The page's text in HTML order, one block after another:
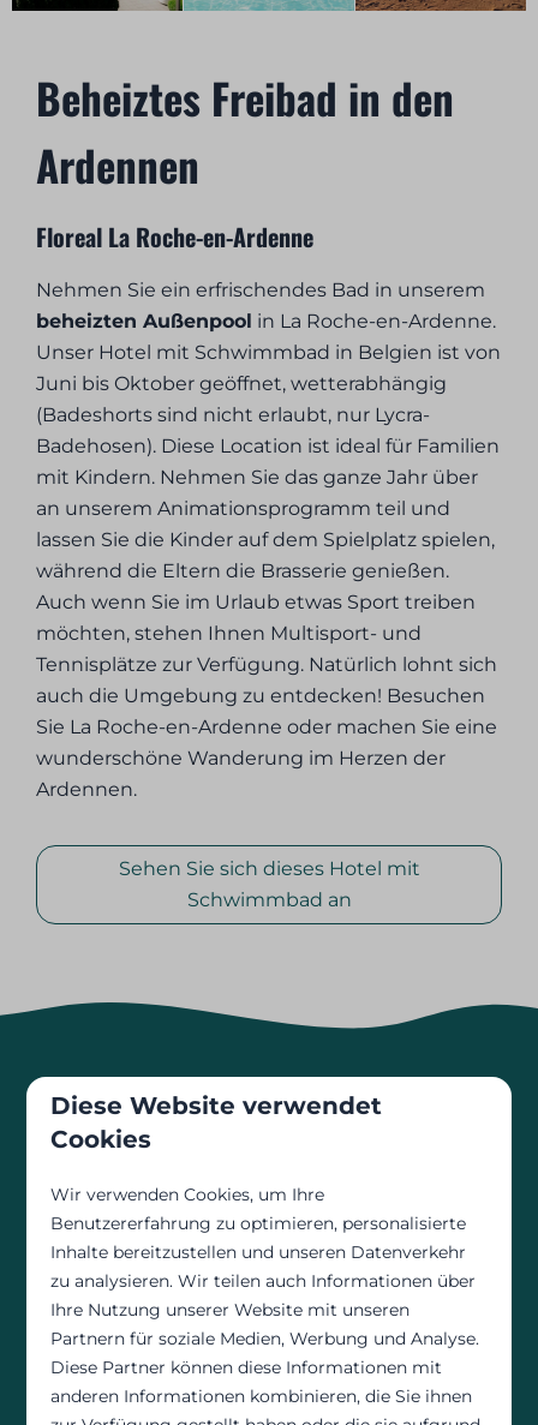
Beheiztes Freibad in den
Ardennen
Floreal La Roche-en-Ardenne
Nehmen Sie ein erfrischendes Bad in unserem
beheizten Außenpool in La Roche-en-Ardenne.
Unser Hotel mit Schwimmbad in Belgien ist von
Juni bis Oktober geöffnet, wetterabhängig
(Badeshorts sind nicht erlaubt, nur Lycra-
Badehosen). Diese Location ist ideal für Familien
mit Kindern. Nehmen Sie das ganze Jahr über
an unserem Animationsprogramm teil und
lassen Sie die Kinder auf dem Spielplatz spielen,
während die Eltern die Brasserie genießen.
Auch wenn Sie im Urlaub etwas Sport treiben
möchten, stehen Ihnen Multisport- und
Tennisplätze zur Verfügung. Natürlich lohnt sich
auch die Umgebung zu entdecken! Besuchen
Sie La Roche-en-Ardenne oder machen Sie eine
wunderschöne Wanderung im Herzen der
Ardennen.
Sehen Sie sich dieses Hotel mit
Schwimmbad an
Hallenbad mit
Kinderbecken
Floreal Nieuwpoort
Übernachten Sie an unserem wunderschönen
Standort in Nieuwpoort und genießen Sie unser
Hotel mit Hallenbad. Rutschen Sie die
Diese Website verwendet
Cookies
Wir verwenden Cookies, um Ihre
Benutzererfahrung zu optimieren, personalisierte
Inhalte bereitzustellen und unseren Datenverkehr
zu analysieren. Wir teilen auch Informationen über
Ihre Nutzung unserer Website mit unseren
Partnern für soziale Medien, Werbung und Analyse.
Diese Partner können diese Informationen mit
anderen Informationen kombinieren, die Sie ihnen